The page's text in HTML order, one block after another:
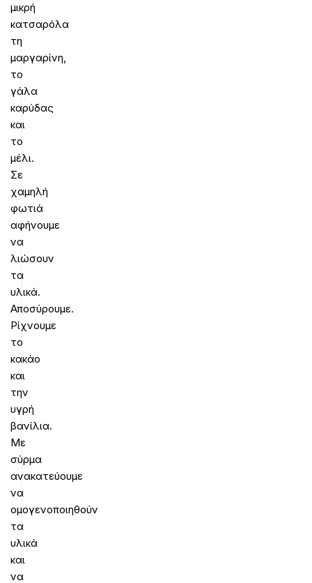
μικρή
κατσαρόλα
τη
μαργαρίνη,
το
γάλα
καρύδας
και
το
μέλι.
Σε
χαμηλή
φωτιά
αφήνουμε
να
λιώσουν
τα
υλικά.
Αποσύρουμε.
Ρίχνουμε
το
κακάο
και
την
υγρή
βανίλια.
Με
σύρμα
ανακατεύουμε
να
ομογενοποιηθούν
τα
υλικά
και
να